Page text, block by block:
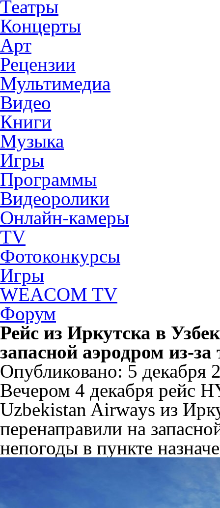
Театры
Концерты
Арт
Рецензии
Мультимедиа
Видео
Книги
Музыка
Игры
Программы
Видеоролики
Онлайн-камеры
TV
Фотоконкурсы
Игры
WEACOM TV
Форум
Рейс из Иркутска в
запасной аэродром из-за
Опубликовано: 5 декабря
Вечером 4 декабря рейс
Uzbekistan Airways из
перенаправили на
непогоды в пункте